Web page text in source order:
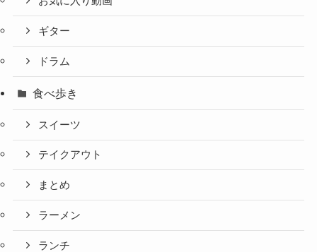
ギター
ドラム
食べ歩き
スイーツ
テイクアウト
まとめ
ラーメン
ランチ